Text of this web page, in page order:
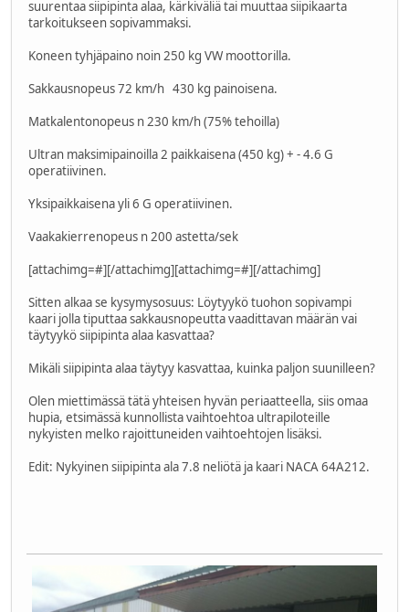
suurentaa siipipinta alaa, kärkiväliä tai muuttaa siipikaarta
tarkoitukseen sopivammaksi.
Koneen tyhjäpaino noin 250 kg VW moottorilla.
Sakkausnopeus 72 km/h 430 kg painoisena.
Matkalentonopeus n 230 km/h (75% tehoilla)
Ultran maksimipainoilla 2 paikkaisena (450 kg) + - 4.6 G
operatiivinen.
Yksipaikkaisena yli 6 G operatiivinen.
Vaakakierrenopeus n 200 astetta/sek
[attachimg=#][/attachimg][attachimg=#][/attachimg]
Sitten alkaa se kysymysosuus: Löytyykö tuohon sopivampi
kaari jolla tiputtaa sakkausnopeutta vaadittavan määrän vai
täytyykö siipipinta alaa kasvattaa?
Mikäli siipipinta alaa täytyy kasvattaa, kuinka paljon suunilleen?
Olen miettimässä tätä yhteisen hyvän periaatteella, siis omaa
hupia, etsimässä kunnollista vaihtoehtoa ultrapiloteille
nykyisten melko rajoittuneiden vaihtoehtojen lisäksi.
Edit: Nykyinen siipipinta ala 7.8 neliötä ja kaari NACA 64A212.